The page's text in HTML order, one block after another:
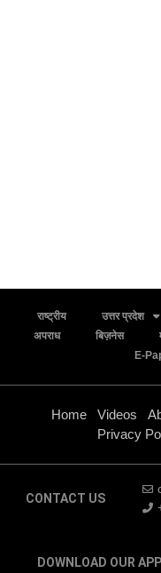
राष्ट्रीय उत्तर प्रदेश
अपराध
बिज़नेस
E-
Home Videos
Privacy
CONTACT US
DOWNLOAD OUR APP